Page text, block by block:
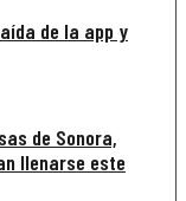
de la app y
de Sonora,
llenarse este